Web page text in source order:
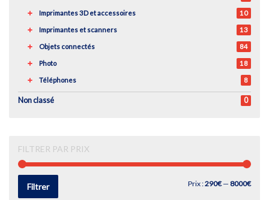
Imprimantes 3D et accessoires 10
Imprimantes et scanners 13
Objets connectés 84
Photo 18
Téléphones 8
Non classé 0
FILTRER PAR PRIX
Filtrer Prix :290€— 8000€